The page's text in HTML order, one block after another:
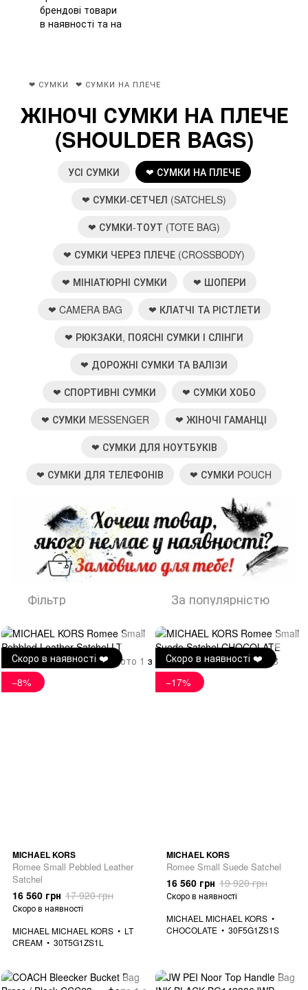
❤ СУМКИ ❤ СУМКИ НА ПЛЕЧЕ
ЖІНОЧІ СУМКИ НА ПЛЕЧЕ
(SHOULDER BAGS)
УСІ СУМКИ
❤ СУМКИ НА ПЛЕЧЕ
❤ СУМКИ-СЕТЧЕЛ (SATCHELS)
❤ СУМКИ-ТОУТ (TOTE BAG)
❤ СУМКИ ЧЕРЕЗ ПЛЕЧЕ (CROSSBODY)
❤ МІНІАТЮРНІ СУМКИ
❤ ШОПЕРИ
❤ CAMERA BAG
❤ КЛАТЧІ ТА РІСТЛЕТИ
❤ РЮКЗАКИ, ПОЯСНІ СУМКИ І СЛІНГИ
❤ ДОРОЖНІ СУМКИ ТА ВАЛІЗИ
❤ СПОРТИВНІ СУМКИ
❤ СУМКИ ХОБО
❤ СУМКИ MESSENGER
❤ ЖІНОЧІ ГАМАНЦІ
❤ СУМКИ ДЛЯ НОУТБУКІВ
❤ СУМКИ ДЛЯ ТЕЛЕФОНІВ
❤ СУМКИ POUCH
Фільтр За популярністю
Скоро в наявності ❤️
−8%
MICHAEL KORS
Romee Small Pebbled Leather
Satchel
16 560 грн 17 920 грн
Скоро в наявності
MICHAEL MICHAEL KORS
LT
CREAM
30T5G1ZS1L
Скоро в наявності ❤️
−17%
MICHAEL KORS
Romee Small Suede Satchel
16 560 грн 19 920 грн
Скоро в наявності
MICHAEL MICHAEL KORS
CHOCOLATE
30F5G1ZS1S